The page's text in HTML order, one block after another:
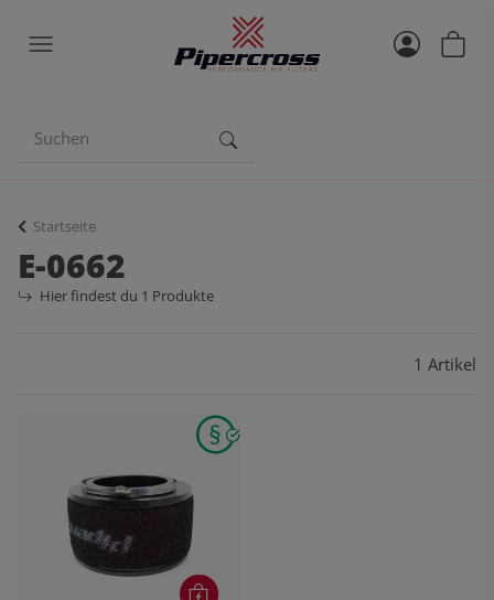
Startseite
E-0662
Hier findest du 1 Produkte
1 Artikel